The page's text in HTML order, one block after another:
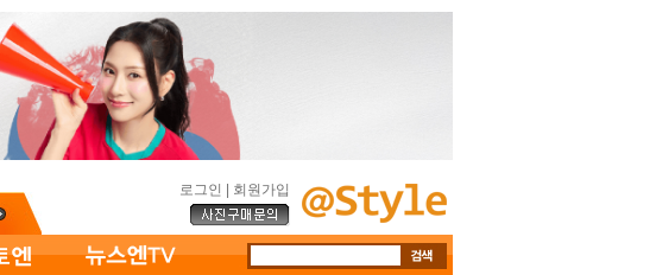
로그인 회원가입